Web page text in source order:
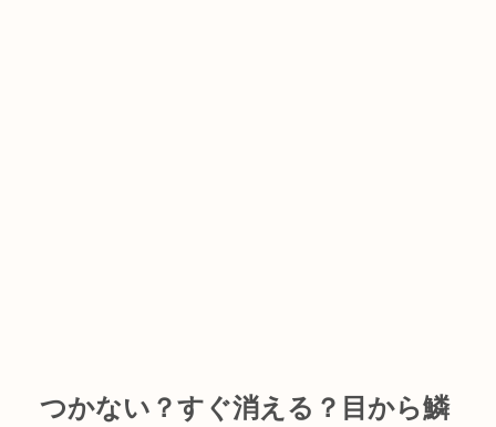
つかない？すぐ消える？目から鱗